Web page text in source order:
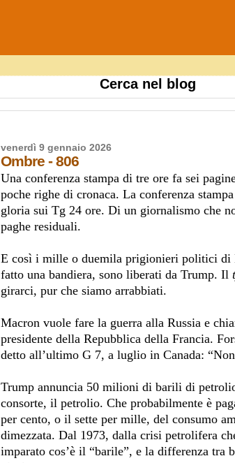
Cerca nel blog
venerdì 9 gennaio 2026
Ombre - 806
Una conferenza stampa di tre ore fa sei
poche righe di cronaca. La conferenza
gloria sui Tg 24 ore. Di un giornalismo che
paghe residuali.
E così i mille o duemila prigionieri politici di
fatto una bandiera, sono liberati da Trump. Il
girarci, pur che siamo arrabbiati.
Macron vuole fare la guerra alla Russia e
presidente della Repubblica della Francia.
detto all’ultimo G 7, a luglio in Canada:
Trump annuncia 50 milioni di barili di
consorte, il petrolio. Che probabilmente è
per cento, o il sette per mille, del consumo
dimezzata. Dal 1973, dalla crisi petrolifera
imparato cos’è il “barile”, e la differenza